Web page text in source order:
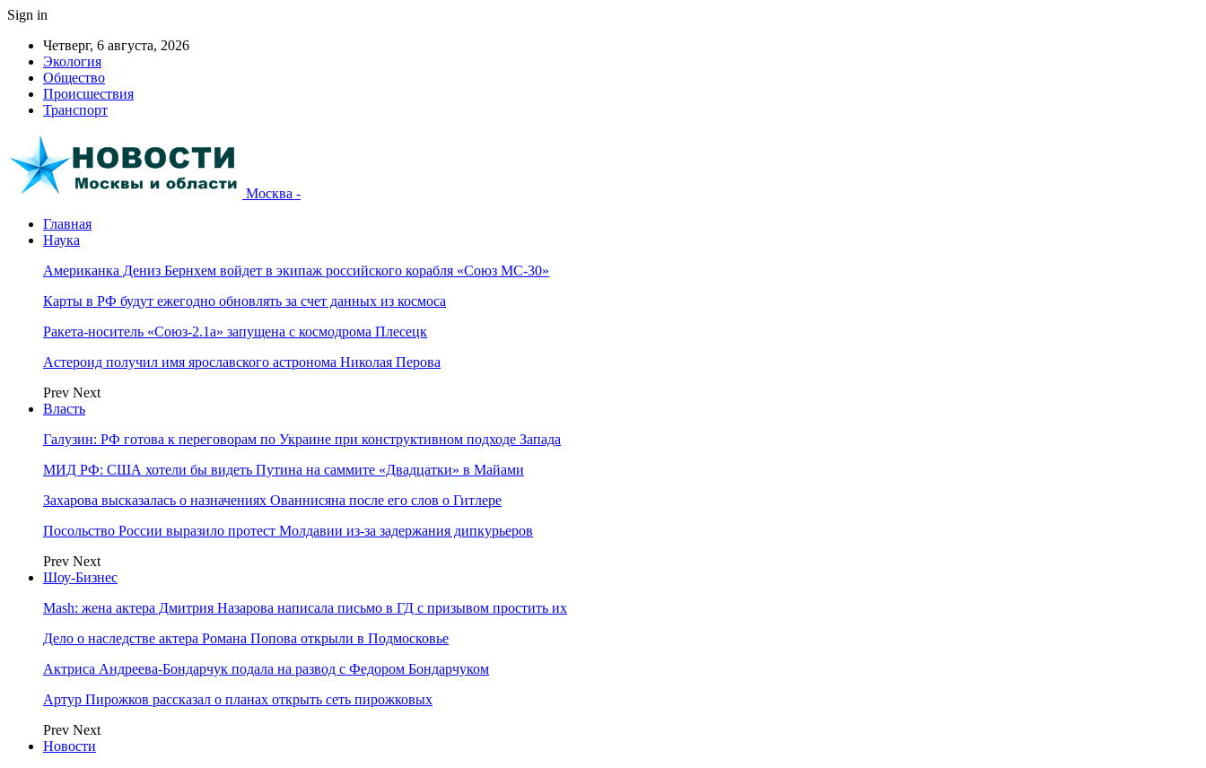
Sign in
Четверг, 6 августа, 2026
Экология
Общество
Происшествия
Транспорт
Москва -
Главная
Наука
Американка Дениз Бернхем войдет в экипаж российского корабля «Союз МС-30»
Карты в РФ будут ежегодно обновлять за счет данных из космоса
Ракета-носитель «Союз-2.1а» запущена с космодрома Плесецк
Астероид получил имя ярославского астронома Николая Перова
Prev Next
Власть
Галузин: РФ готова к переговорам по Украине при конструктивном подходе Запада
МИД РФ: США хотели бы видеть Путина на саммите «Двадцатки» в Майами
Захарова высказалась о назначениях Ованнисяна после его слов о Гитлере
Посольство России выразило протест Молдавии из-за задержания дипкурьеров
Prev Next
Шоу-Бизнес
Mash: жена актера Дмитрия Назарова написала письмо в ГД с призывом простить их
Дело о наследстве актера Романа Попова открыли в Подмосковье
Актриса Андреева-Бондарчук подала на развод с Федором Бондарчуком
Артур Пирожков рассказал о планах открыть сеть пирожковых
Prev Next
Новости